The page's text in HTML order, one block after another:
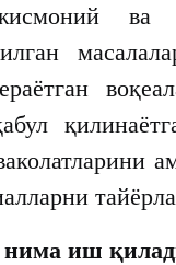
ва
нима иш